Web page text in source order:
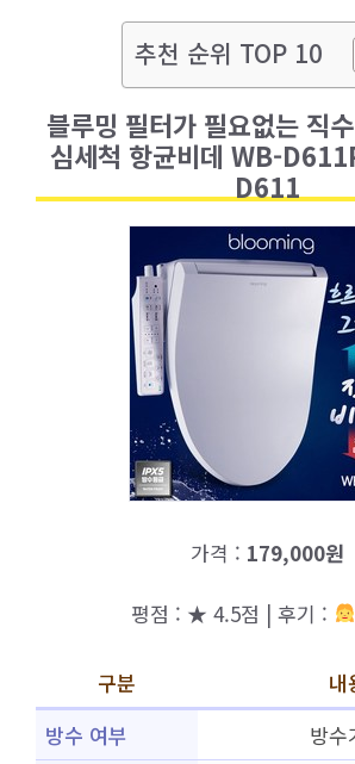
추천 순위 TOP 10
블루밍 필터가 필요없는 직
심세척 항균비데 WB-
D611
가격 : 179,000원
평점 : ★ 4.5점 | 후기 :
구분
내
방수 여부
방수